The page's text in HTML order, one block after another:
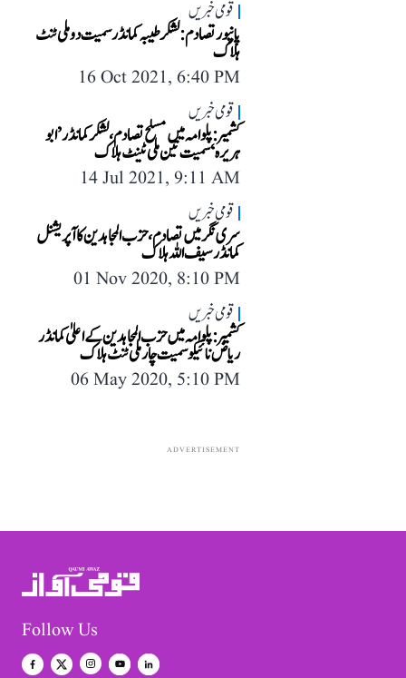
قومی خبریں
پانپور تصادم: لشکر طیبہ کمانڈر سمیت دو ملی ٹنٹ
ہلاک
16 Oct 2021, 6:40 PM
قومی خبریں
کشمیر: پلوامہ میں مسلح تصادم، لشکر کمانڈر ’ابو
ہریرہ‘ سمیت تین ملی ٹینٹ ہلاک
14 Jul 2021, 9:11 AM
قومی خبریں
سری نگر میں تصادم، حزب المجاہدین کا آپریشنل
کمانڈر سیف اللہ ہلاک
01 Nov 2020, 8:10 PM
قومی خبریں
کشمیر: پلوامہ میں حزب المجاہدین کے اعلیٰ کمانڈر
ریاض نائیکو سمیت چار ملی ٹنٹ ہلاک
06 May 2020, 5:10 PM
ADVERTISEMENT
Follow Us